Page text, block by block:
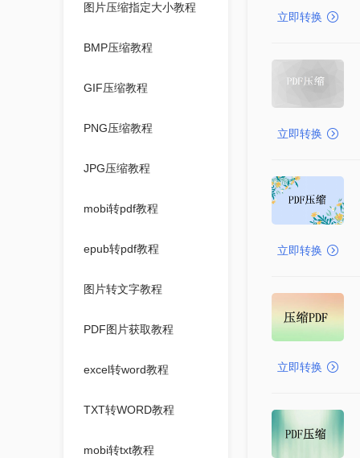
图片压缩指定大小教程
BMP压缩教程
GIF压缩教程
PNG压缩教程
JPG压缩教程
mobi转pdf教程
epub转pdf教程
图片转文字教程
PDF图片获取教程
excel转word教程
TXT转WORD教程
mobi转txt教程
立即转换
立即转换
立即转换
立即转换